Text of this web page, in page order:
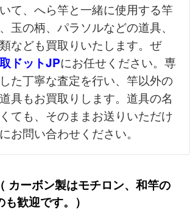
て、へら竿と一緒に使用する竿
玉の柄、パラソルなどの道具、
なども買取りいたします。ぜ
ドットJPにお任せください。専
た丁寧な査定を行い、竿以外の
具もお買取りします。道具の名
ても、そのままお送りいただけ
お問い合わせください。
ーボン製はモチロン、和竿の
歓迎です。）